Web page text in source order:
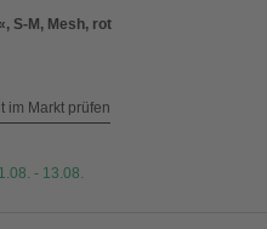
S-M, Mesh, rot
im Markt prüfen
- 13.08.